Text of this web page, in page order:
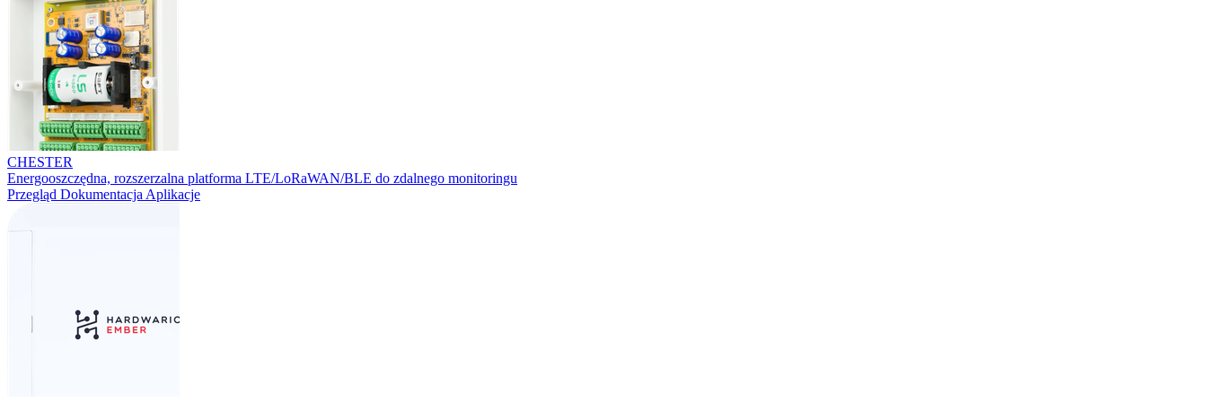
CHESTER
Energooszczędna, rozszerzalna platforma LTE/LoRaWAN/BLE do zdalnego monitoringu
Przegląd Dokumentacja Aplikacje